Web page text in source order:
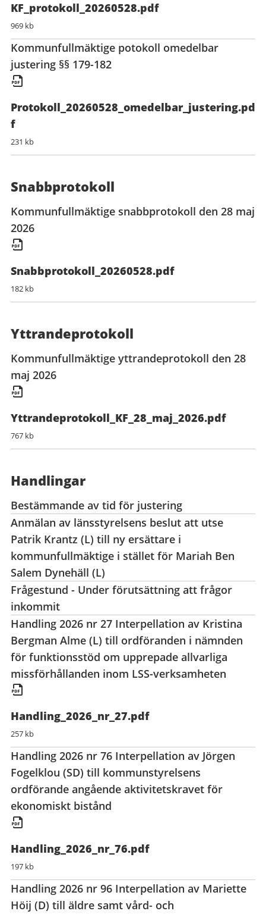
KF_protokoll_20260528.pdf
969 kb
Kommunfullmäktige potokoll omedelbar
justering §§ 179-182
Protokoll_20260528_omedelbar_justering.pd
f
231 kb
Snabbprotokoll
Kommunfullmäktige snabbprotokoll den 28 maj
2026
Snabbprotokoll_20260528.pdf
182 kb
Yttrandeprotokoll
Kommunfullmäktige yttrandeprotokoll den 28
maj 2026
Yttrandeprotokoll_KF_28_maj_2026.pdf
767 kb
Handlingar
Bestämmande av tid för justering
Anmälan av länsstyrelsens beslut att utse
Patrik Krantz (L) till ny ersättare i
kommunfullmäktige i stället för Mariah Ben
Salem Dynehäll (L)
Frågestund - Under förutsättning att frågor
inkommit
Handling 2026 nr 27 Interpellation av Kristina
Bergman Alme (L) till ordföranden i nämnden
för funktionsstöd om upprepade allvarliga
missförhållanden inom LSS-verksamheten
Handling_2026_nr_27.pdf
257 kb
Handling 2026 nr 76 Interpellation av Jörgen
Fogelklou (SD) till kommunstyrelsens
ordförande angående aktivitetskravet för
ekonomiskt bistånd
Handling_2026_nr_76.pdf
197 kb
Handling 2026 nr 96 Interpellation av Mariette
Höij (D) till äldre samt vård- och